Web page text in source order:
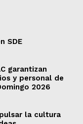
SDE
garantizan
y personal de
2026
la cultura